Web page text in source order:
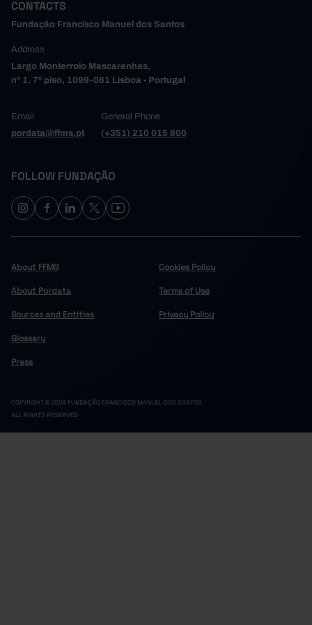
CONTACTS
Fundação Francisco Manuel dos Santos
Address
Largo Monterroio Mascarenhas,
nº 1, 7º piso, 1099-081 Lisboa - Portugal
Email
pordata@ffms.pt
General Phone
(+351) 210 015 800
FOLLOW FUNDAÇÃO
About FFMS
About Pordata
Sources and Entities
Glossary
Press
Cookies Policy
Terms of Use
Privacy Policy
COPYRIGHT © 2024 FUNDAÇÃO FRANCISCO MANUEL DOS SANTOS.
ALL RIGHTS RESERVED